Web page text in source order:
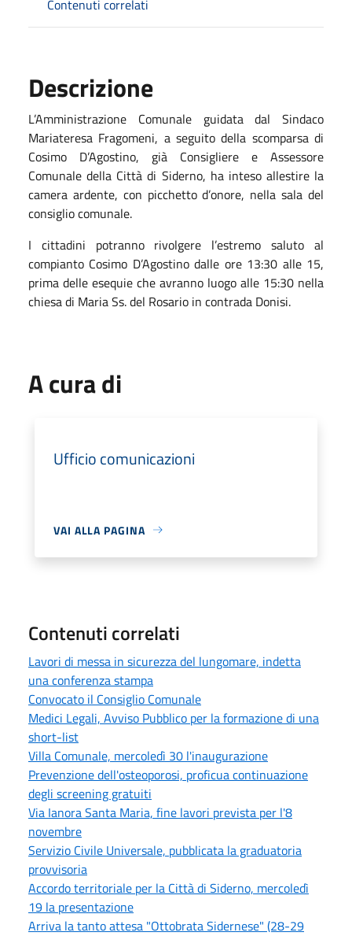
Contenuti correlati
Descrizione
L’Amministrazione Comunale guidata dal Sindaco
Mariateresa Fragomeni, a seguito della scomparsa di
Cosimo D’Agostino, già Consigliere e Assessore
Comunale della Città di Siderno, ha inteso allestire la
camera ardente, con picchetto d’onore, nella sala del
consiglio comunale.
I cittadini potranno rivolgere l’estremo saluto al
compianto Cosimo D’Agostino dalle ore 13:30 alle 15,
prima delle esequie che avranno luogo alle 15:30 nella
chiesa di Maria Ss. del Rosario in contrada Donisi.
A cura di
Ufficio comunicazioni
VAI ALLA PAGINA
Contenuti correlati
Lavori di messa in sicurezza del lungomare, indetta
una conferenza stampa
Convocato il Consiglio Comunale
Medici Legali, Avviso Pubblico per la formazione di una
short-list
Villa Comunale, mercoledì 30 l'inaugurazione
Prevenzione dell'osteoporosi, proficua continuazione
degli screening gratuiti
Via Ianora Santa Maria, fine lavori prevista per l'8
novembre
Servizio Civile Universale, pubblicata la graduatoria
provvisoria
Accordo territoriale per la Città di Siderno, mercoledì
19 la presentazione
Arriva la tanto attesa "Ottobrata Sidernese" (28-29